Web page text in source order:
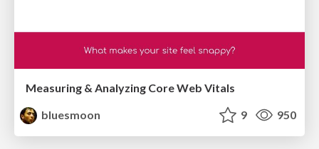
Measuring & Analyzing Core Web Vitals
bluesmoon
9 950